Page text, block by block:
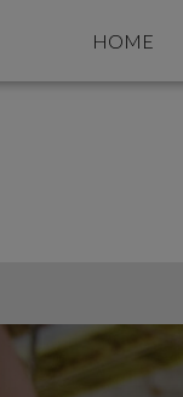
HOME